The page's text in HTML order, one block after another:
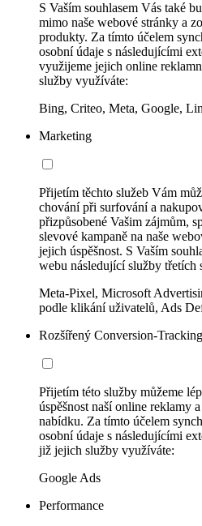
S Vaším souhlasem Vás také
mimo naše webové stránky a
produkty. Za tímto účelem
osobní údaje s následujícími
využijeme jejich online
služby využíváte:
Bing, Criteo, Meta, Google,
Marketing
Přijetím těchto služeb Vám
chování při surfování a
přizpůsobené Vašim zájmům,
slevové kampaně na naše
jejich úspěšnost. S Vaším
webu následující služby třetích
Meta-Pixel, Microsoft
podle klikání uživatelů, Ads
Rozšířený Conversion-Tracking
Přijetím této služby můžeme
úspěšnost naší online reklamy
nabídku. Za tímto účelem
osobní údaje s následujícími
již jejich služby využíváte:
Google Ads
Performance